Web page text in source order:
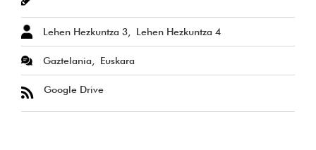
Lehen Hezkuntza 3 Lehen Hezkuntza 4
Gaztelania Euskara
Google Drive